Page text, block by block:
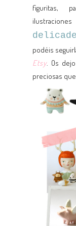
figuritas,
podéis
Etsy. Os
preciosas